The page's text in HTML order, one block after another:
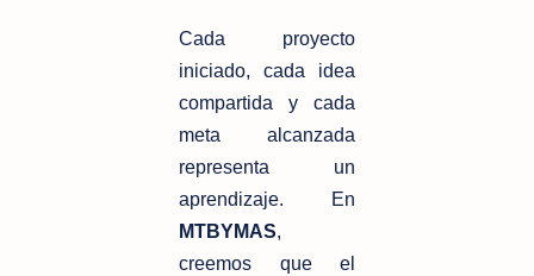
Cada proyecto
iniciado, cada idea
compartida y cada
meta alcanzada
representa un
aprendizaje. En
MTBYMAS,
creemos que el